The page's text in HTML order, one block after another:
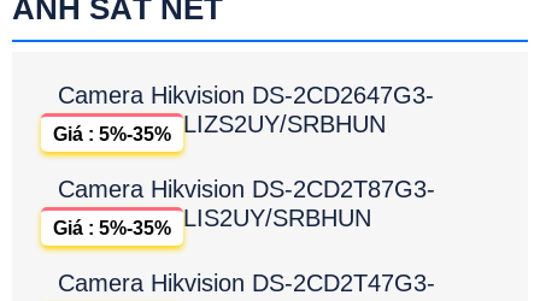
ẢNH SẮT NÉT
Camera Hikvision DS-2CD2647G3-
LIZS2UY/SRBHUN
Giá : 5%-35%
Camera Hikvision DS-2CD2T87G3-
LIS2UY/SRBHUN
Giá : 5%-35%
Camera Hikvision DS-2CD2T47G3-